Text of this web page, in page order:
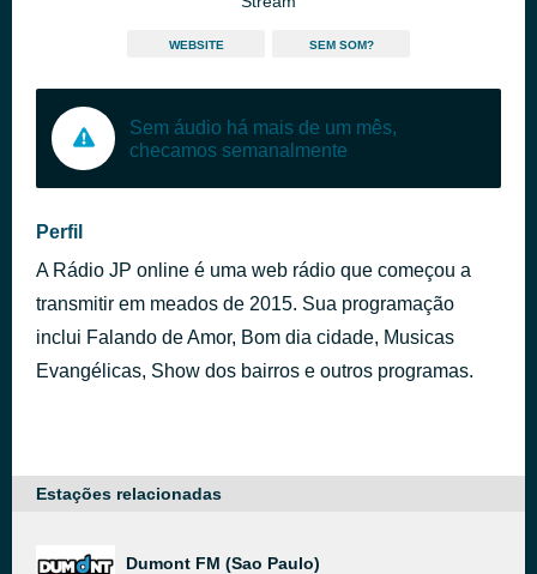
WEBSITE SEM SOM?
Sem áudio há mais de um mês,
checamos semanalmente
Perfil
A Rádio JP online é uma web rádio que começou a
transmitir em meados de 2015. Sua programação
inclui Falando de Amor, Bom dia cidade, Musicas
Evangélicas, Show dos bairros e outros programas.
Estações relacionadas
Dumont FM (Sao Paulo)